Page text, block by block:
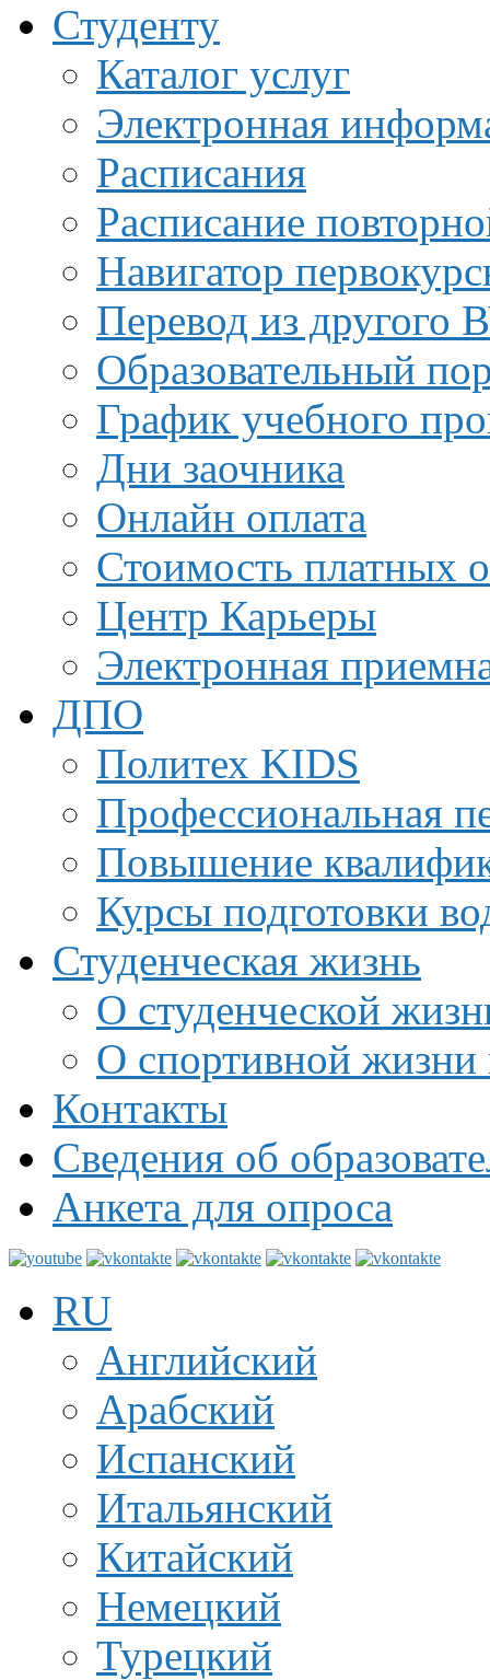
Студенту
Каталог услуг
Электронная
Расписания
Расписание
Навигатор
Перевод из другого
Образовательный
График учебного
Дни заочника
Онлайн оплата
Стоимость платных
Центр Карьеры
Электронная
ДПО
Политех KIDS
Профессиональная
Повышение
Курсы подготовки
Студенческая жизнь
О студенческой
О спортивной жизни
Контакты
Сведения об
Анкета для опроса
RU
Английский
Арабский
Испанский
Итальянский
Китайский
Немецкий
Турецкий